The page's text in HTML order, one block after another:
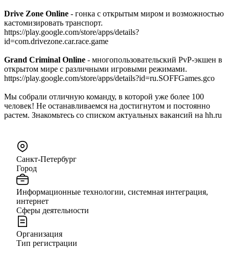
Drive Zone Online - гонка с открытым миром и возможностью
кастомизировать транспорт.
https://play.google.com/store/apps/details?
id=com.drivezone.car.race.game
Grand Criminal Online - многопользовательский PvP-экшен в
открытом мире с различными игровыми режимами.
https://play.google.com/store/apps/details?id=ru.SOFFGames.gco
Мы собрали отличную команду, в которой уже более 100
человек! Не останавливаемся на достигнутом и постоянно
растем. Знакомьтесь со списком актуальных вакансий на hh.ru
Санкт-Петербург
Город
Информационные технологии, системная интеграция,
интернет
Сферы деятельности
Организация
Тип регистрации